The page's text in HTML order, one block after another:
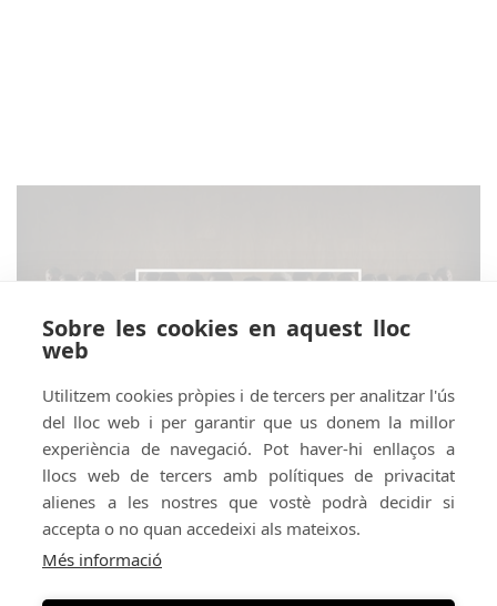
Amb el suport de:
Sobre les cookies en aquest lloc
web
Utilitzem cookies pròpies i de tercers per analitzar l'ús
del lloc web i per garantir que us donem la millor
experiència de navegació. Pot haver-hi enllaços a
llocs web de tercers amb polítiques de privacitat
alienes a les nostres que vostè podrà decidir si
accepta o no quan accedeixi als mateixos.
Més informació